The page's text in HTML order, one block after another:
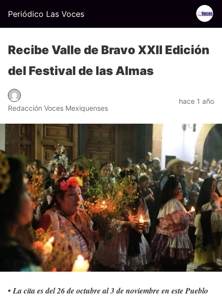
Periódico Las Voces
Recibe Valle de Bravo XXII Edición
del Festival de las Almas
Redacción Voces Mexiquenses
hace 1 año
•La cita es del 26 de octubre al 3 de noviembre en este Pueblo